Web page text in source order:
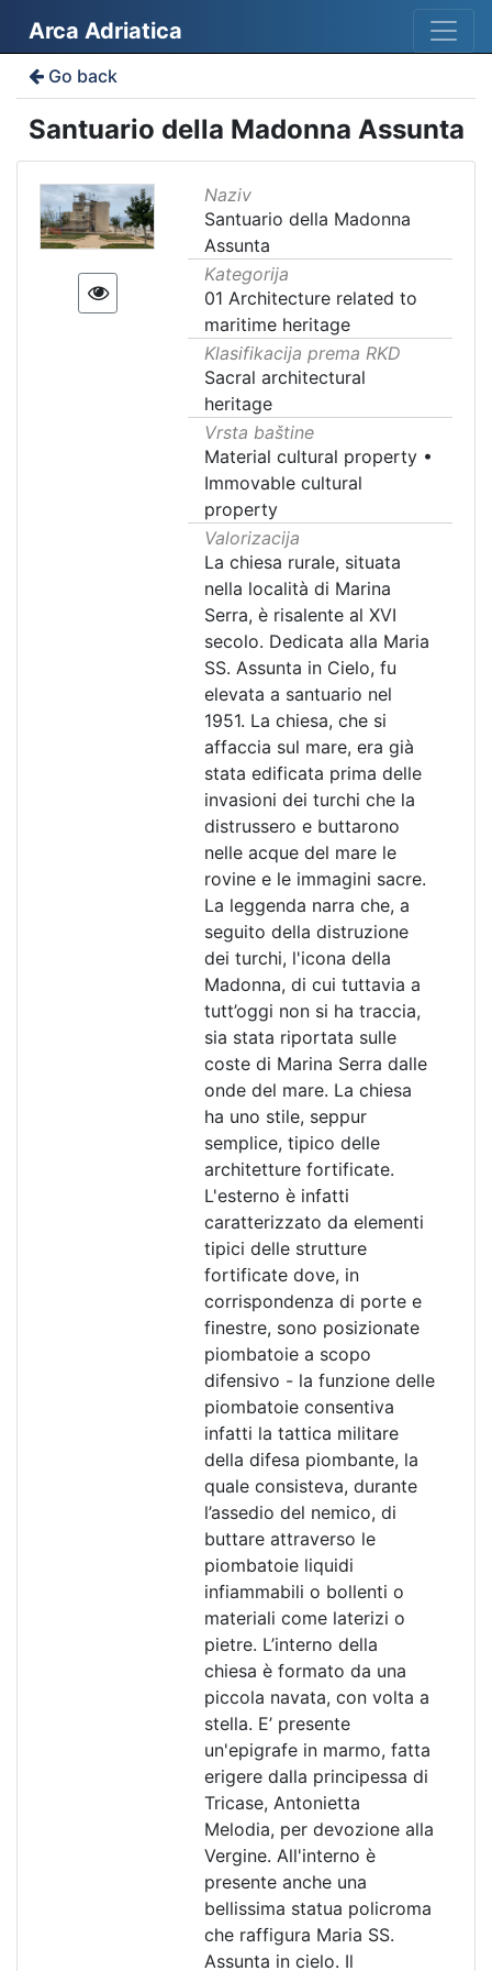
Arca Adriatica
Go back
Santuario della Madonna Assunta
Naziv
Santuario della Madonna
Assunta
Kategorija
01 Architecture related to
maritime heritage
Klasifikacija prema RKD
Sacral architectural
heritage
Vrsta baštine
Material cultural property •
Immovable cultural
property
Valorizacija
La chiesa rurale, situata
nella località di Marina
Serra, è risalente al XVI
secolo. Dedicata alla Maria
SS. Assunta in Cielo, fu
elevata a santuario nel
1951. La chiesa, che si
affaccia sul mare, era già
stata edificata prima delle
invasioni dei turchi che la
distrussero e buttarono
nelle acque del mare le
rovine e le immagini sacre.
La leggenda narra che, a
seguito della distruzione
dei turchi, l'icona della
Madonna, di cui tuttavia a
tutt’oggi non si ha traccia,
sia stata riportata sulle
coste di Marina Serra dalle
onde del mare. La chiesa
ha uno stile, seppur
semplice, tipico delle
architetture fortificate.
L'esterno è infatti
caratterizzato da elementi
tipici delle strutture
fortificate dove, in
corrispondenza di porte e
finestre, sono posizionate
piombatoie a scopo
difensivo - la funzione delle
piombatoie consentiva
infatti la tattica militare
della difesa piombante, la
quale consisteva, durante
l’assedio del nemico, di
buttare attraverso le
piombatoie liquidi
infiammabili o bollenti o
materiali come laterizi o
pietre. L’interno della
chiesa è formato da una
piccola navata, con volta a
stella. E’ presente
un'epigrafe in marmo, fatta
erigere dalla principessa di
Tricase, Antonietta
Melodia, per devozione alla
Vergine. All'interno è
presente anche una
bellissima statua policroma
che raffigura Maria SS.
Assunta in cielo. Il